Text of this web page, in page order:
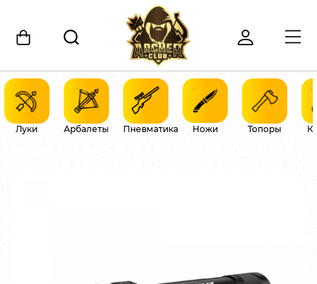
Луки Арбалеты Пневматика Ножи Топоры